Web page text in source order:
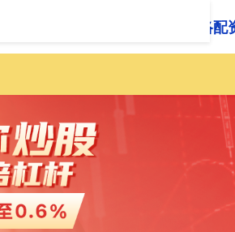
网络